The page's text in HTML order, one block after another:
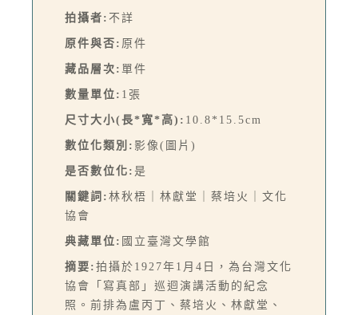
拍攝者: 不詳
原件與否: 原件
藏品層次: 單件
數量單位: 1張
尺寸大小(長*寬*高): 10.8*15.5cm
數位化類別: 影像(圖片)
是否數位化: 是
關鍵詞: 林秋梧｜林獻堂｜蔡培火｜文化
協會
典藏單位: 國立臺灣文學館
摘要: 拍攝於1927年1月4日，為台灣文化
協會「寫真部」巡迴演講活動的紀念
照。前排為盧丙丁、蔡培火、林獻堂、